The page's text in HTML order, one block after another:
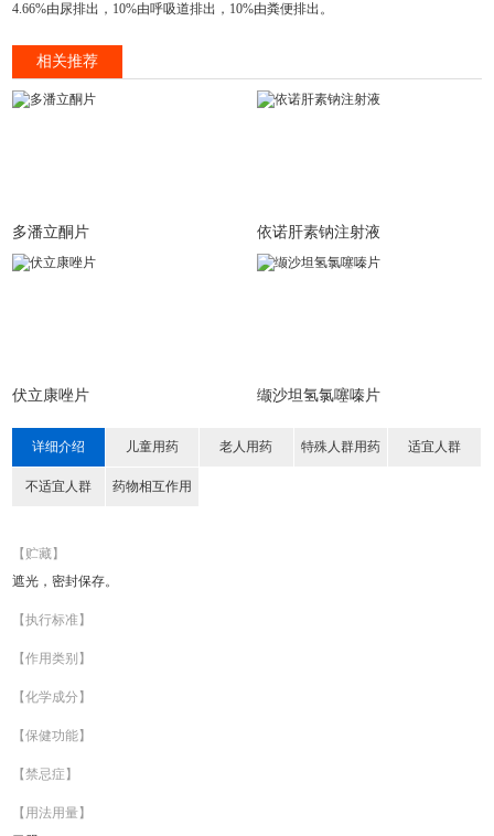
4.66%由尿排出，10%由呼吸道排出，10%由粪便排出。
相关推荐
多潘立酮片 依诺肝素钠注射液
伏立康唑片 缬沙坦氢氯噻嗪片
详细介绍 儿童用药 老人用药 特殊人群用药 适宜人群
不适宜人群 药物相互作用
【贮藏】
遮光，密封保存。
【执行标准】
【作用类别】
【化学成分】
【保健功能】
【禁忌症】
【用法用量】